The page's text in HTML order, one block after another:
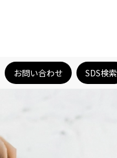
お問い合わせ SDS検索